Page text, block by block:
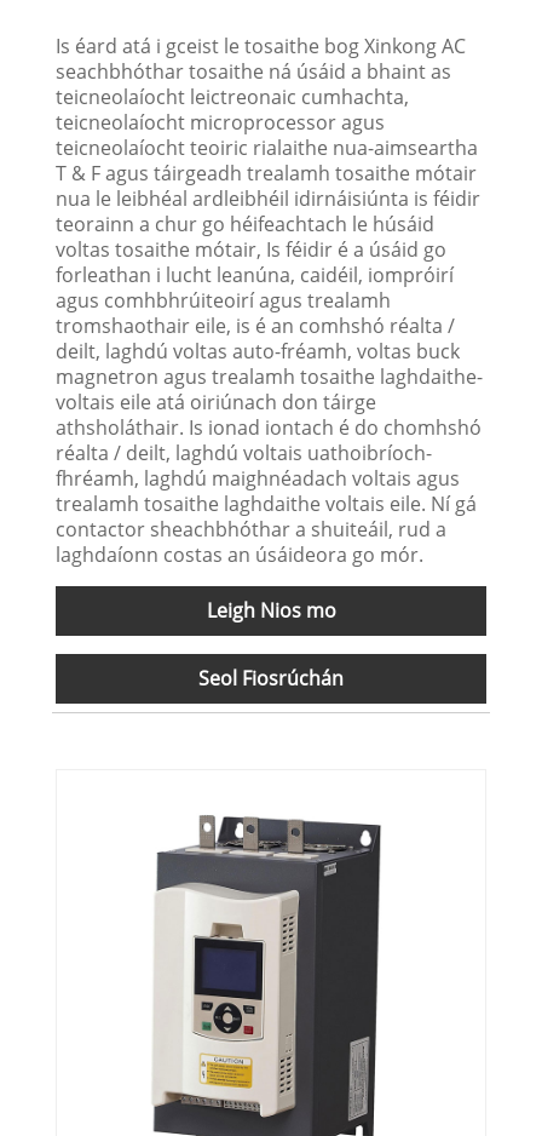
Is éard atá i gceist le tosaithe bog Xinkong AC
seachbhóthar tosaithe ná úsáid a bhaint as
teicneolaíocht leictreonaic cumhachta,
teicneolaíocht microprocessor agus
teicneolaíocht teoiric rialaithe nua-aimseartha
T & F agus táirgeadh trealamh tosaithe mótair
nua le leibhéal ardleibhéil idirnáisiúnta is féidir
teorainn a chur go héifeachtach le húsáid
voltas tosaithe mótair, Is féidir é a úsáid go
forleathan i lucht leanúna, caidéil, iompróirí
agus comhbhrúiteoirí agus trealamh
tromshaothair eile, is é an comhshó réalta /
deilt, laghdú voltas auto-fréamh, voltas buck
magnetron agus trealamh tosaithe laghdaithe-
voltais eile atá oiriúnach don táirge
athsholáthair. Is ionad iontach é do chomhshó
réalta / deilt, laghdú voltais uathoibríoch-
fhréamh, laghdú maighnéadach voltais agus
trealamh tosaithe laghdaithe voltais eile. Ní gá
contactor sheachbhóthar a shuiteáil, rud a
laghdaíonn costas an úsáideora go mór.
Leigh Nios mo
Seol Fiosrúchán